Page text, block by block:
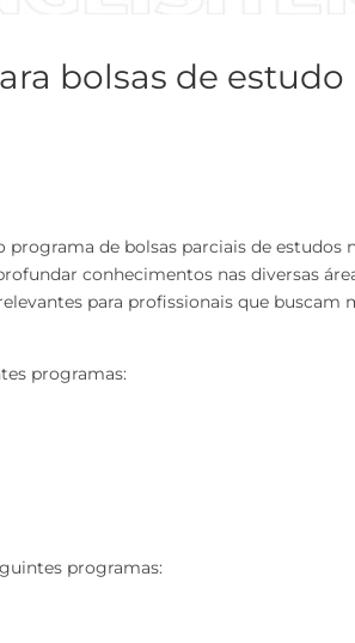
bolsas de
de bolsas parciais de
conhecimentos nas diversas
para profissionais que
programas:
programas: